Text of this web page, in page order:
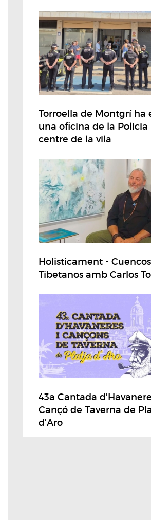
Torroella de Montgrí ha
una oficina de la Policia
centre de la vila
Holisticament - Cuencos
Tibetanos amb Carlos
43a Cantada
Cançó de Taverna de
d'Aro